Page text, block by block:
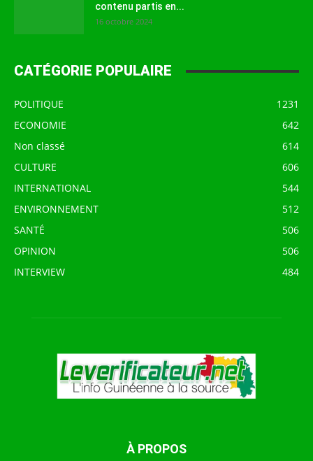
contenu partis en...
16 octobre 2024
CATÉGORIE POPULAIRE
POLITIQUE
1231
ECONOMIE
642
Non classé
614
CULTURE
606
INTERNATIONAL
544
ENVIRONNEMENT
512
SANTÉ
506
OPINION
506
INTERVIEW
484
À PROPOS